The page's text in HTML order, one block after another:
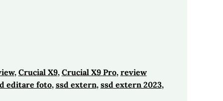
, Crucial X9, Crucial X9 Pro, review
editare foto, ssd extern, ssd extern 2023 ,